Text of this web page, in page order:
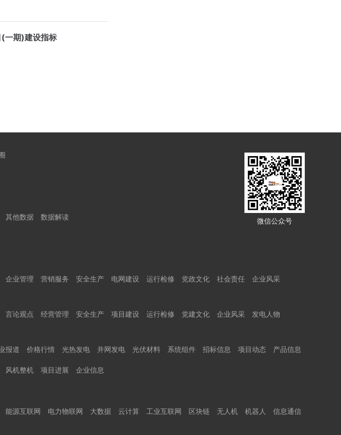
一期)建设指标
微信公众号
其他数据 数据解读
企业管理 营销服务 安全生产 电网建设 运行检修 党政文化 社会责任
企业风采
言论观点 经营管理 安全生产 项目建设 运行检修 党建文化 企业风采
发电人物
报道 价格行情 光热发电 并网发电 光伏材料 系统组件 招标信息 项目动态 产品信息
风机整机 项目进展 企业信息
能源互联网 电力物联网 大数据 云计算 工业互联网 区块链 无人机 机器人
信息通信